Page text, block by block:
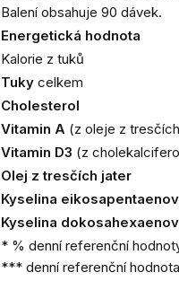
Balení obsahuje 90 dávek.
Energetická hodnota
Kalorie z tuků
Tuky celkem
Cholesterol
Vitamin A (z oleje z
Vitamin D3 (z
Olej z tresčích jater
Kyselina
Kyselina
* % denní referenční
*** denní referenční